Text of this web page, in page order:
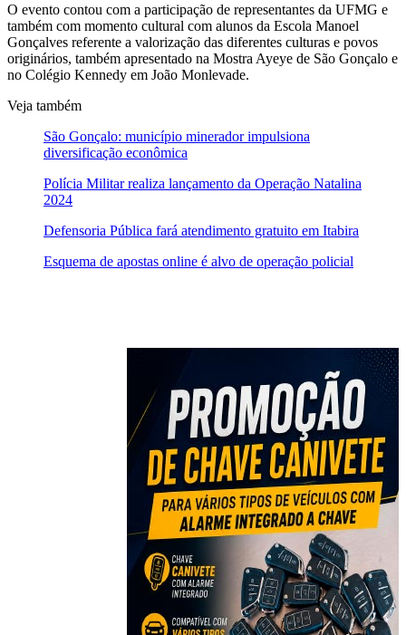
O evento contou com a participação de representantes da UFMG e
também com momento cultural com alunos da Escola Manoel
Gonçalves referente a valorização das diferentes culturas e povos
originários, também apresentado na Mostra Ayeye de São Gonçalo e
no Colégio Kennedy em João Monlevade.
Veja também
São Gonçalo: município minerador impulsiona
diversificação econômica
Polícia Militar realiza lançamento da Operação Natalina
2024
Defensoria Pública fará atendimento gratuito em Itabira
Esquema de apostas online é alvo de operação policial